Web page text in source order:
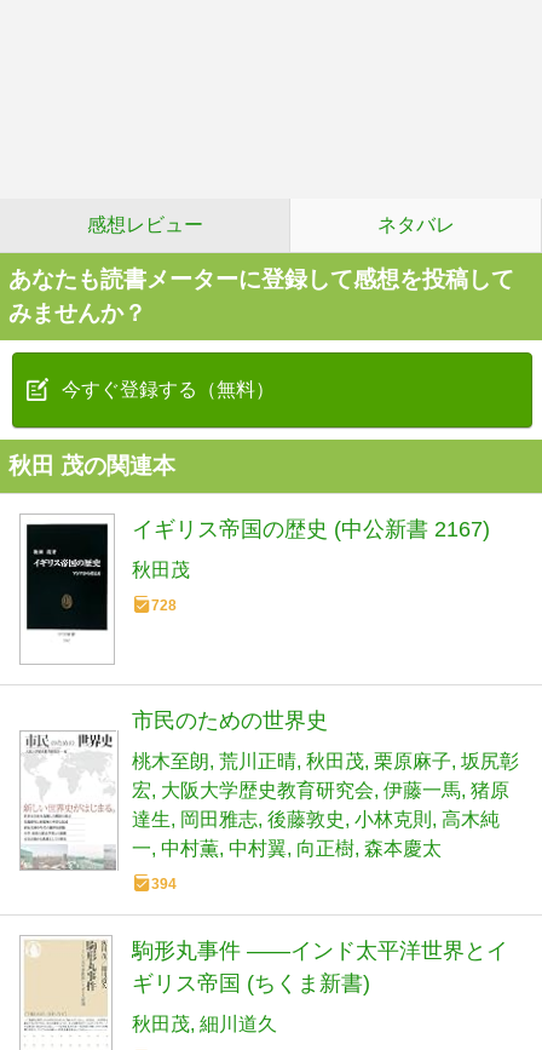
感想レビュー ネタバレ
あなたも読書メーターに登録して感想を投稿して
みませんか？
今すぐ登録する（無料）
秋田 茂の関連本
イギリス帝国の歴史 (中公新書 2167)
秋田茂
728
市民のための世界史
桃木至朗 荒川正晴 秋田茂 栗原麻子 坂尻彰
宏 大阪大学歴史教育研究会 伊藤一馬 猪原
達生
岡田雅志 後藤敦史 小林克則
高木純
一 中村薫 中村翼 向正樹 森本慶太
394
駒形丸事件 ――インド太平洋世界とイ
ギリス帝国 (ちくま新書)
秋田茂 細川道久